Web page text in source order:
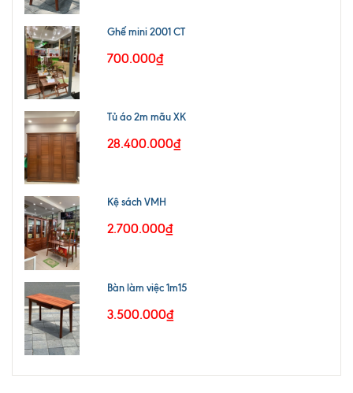
Ghế mini 2001 CT
700.000₫
Tủ áo 2m mãu XK
28.400.000₫
Kệ sách VMH
2.700.000₫
Bàn làm việc 1m15
3.500.000₫